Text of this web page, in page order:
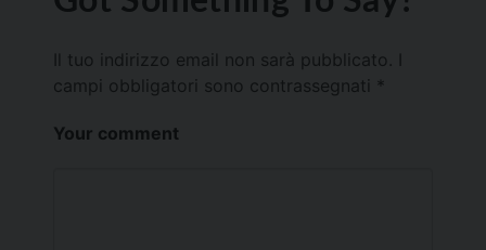
Il tuo indirizzo email non sarà pubblicato.
campi obbligatori sono contrassegnati *
Your comment